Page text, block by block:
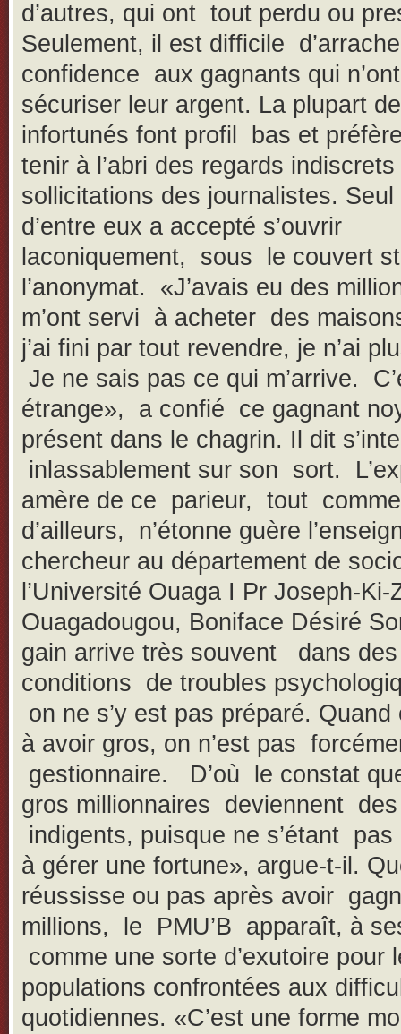
d’autres, qui ont tout perdu ou
Seulement, il est difficile
confidence aux gagnants qui
sécuriser leur argent. La plupart
infortunés font profil bas et
tenir à l’abri des regards
sollicitations des journalistes. Seul
d’entre eux a accepté s’ouvrir
laconiquement, sous le couvert
l’anonymat. «J’avais eu des
m’ont servi à acheter des
j’ai fini par tout revendre, je n’ai
Je ne sais pas ce qui m’arrive.
étrange», a confié ce gagnant
présent dans le chagrin. Il dit
inlassablement sur son sort.
amère de ce parieur, tout comme
d’ailleurs, n’étonne guère
chercheur au département de
l’Université Ouaga I Pr Joseph-Ki-
Ouagadougou, Boniface Désiré
gain arrive très souvent dans des
conditions de troubles
on ne s’y est pas préparé. Quand
à avoir gros, on n’est pas
gestionnaire. D’où le constat
gros millionnaires deviennent des
indigents, puisque ne s’étant
à gérer une fortune», argue-t-il.
réussisse ou pas après avoir
millions, le PMU’B apparaît, à
comme une sorte d’exutoire pour
populations confrontées aux
quotidiennes. «C’est une forme